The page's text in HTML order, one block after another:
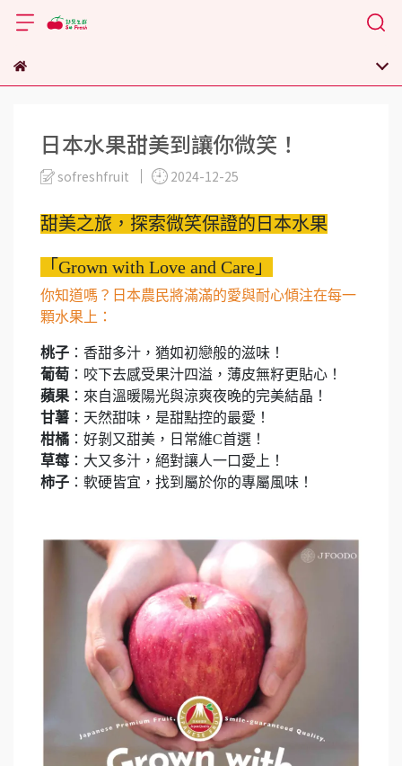
日本水果甜美到讓你微笑！
sofreshfruit 2024-12-25
甜美之旅，探索微笑保證的日本水果
「Grown with Love and Care」
你知道嗎？日本農民將滿滿的愛與耐心傾注在每一
顆水果上：
桃子 ：香甜多汁，猶如初戀般的滋味！
葡萄 ：咬下去感受果汁四溢，薄皮無籽更貼心！
蘋果 ：來自溫暖陽光與涼爽夜晚的完美結晶！
甘薯 ：天然甜味，是甜點控的最愛！
柑橘 ：好剝又甜美，日常維C首選！
草莓 ：大又多汁，絕對讓人一口愛上！
柿子 ：軟硬皆宜，找到屬於你的專屬風味！